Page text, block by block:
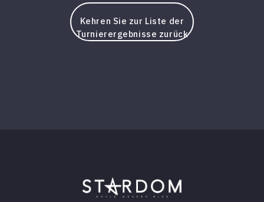
Kehren Sie zur Liste der
Turnierergebnisse zurück